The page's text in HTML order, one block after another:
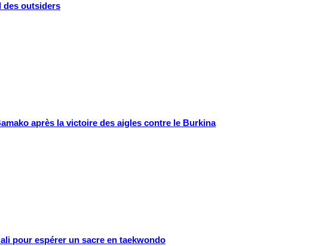
des outsiders
après la victoire des aigles contre le Burkina
pour espérer un sacre en taekwondo